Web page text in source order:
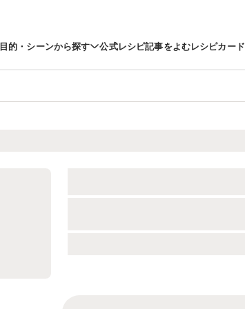
目的・シーンから探す 公式レシピ記事をよむレシピカード